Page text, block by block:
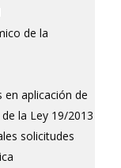
de la
en aplicación de
la Ley 19/2013
solicitudes